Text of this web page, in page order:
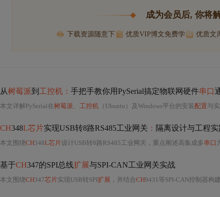
成为会员后, 你将
下载资源随意下 优质VIP博文免费学 优质文
从树莓派到 工控机： 手把手教你用PySerial搞定物联网硬件串口
本文详解PySerial在树莓派 、 工控机 （Ubuntu）及Windows平台的安装配置与
CH348L芯片实现USB转8路RS485工业网关 ： 隔离设计与工程
本文围绕CH348L芯片设计USB转8路RS485工业网关，重点阐述高集成多 串口
基于CH347的SPI总线扩展与SPI-CAN工业网关实战
本文围绕CH347芯片实现USB转SPI扩展 ，并结合CH9431等SPI-CAN控制器构建低成本、高可靠工业CAN网关。涵盖硬件选型（QFN24封装